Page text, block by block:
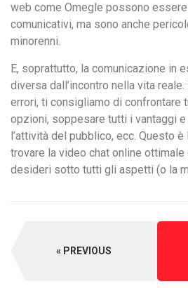
web come Omegle possono
comunicativi, ma sono anche
minorenni.
E, soprattutto, la comunicazione in
diversa dall’incontro nella vita
errori, ti consigliamo di confrontare
opzioni, soppesare tutti i vantaggi
l’attività del pubblico, ecc. Questo è
trovare la video chat online
desideri sotto tutti gli aspetti (o la
PREVIOUS